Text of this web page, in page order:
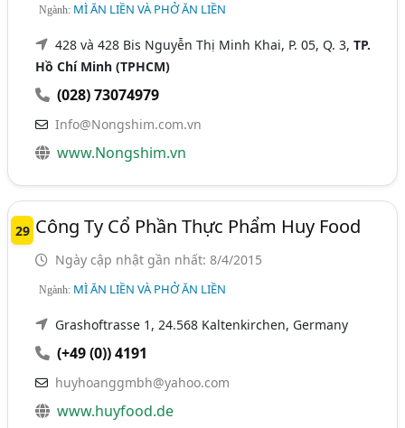
Ngành: MÌ ĂN LIỀN VÀ PHỞ ĂN LIỀN
428 và 428 Bis Nguyễn Thị Minh Khai, P. 05, Q. 3,TP.
Hồ Chí Minh (TPHCM)
(028) 73074979
Info@Nongshim.com.vn
www.Nongshim.vn
29 Công Ty Cổ Phần Thực Phẩm Huy Food
Ngày cập nhật gần nhất: 8/4/2015
Ngành: MÌ ĂN LIỀN VÀ PHỞ ĂN LIỀN
Grashoftrasse 1, 24.568 Kaltenkirchen, Germany
(+49 (0)) 4191
huyhoanggmbh@yahoo.com
www.huyfood.de